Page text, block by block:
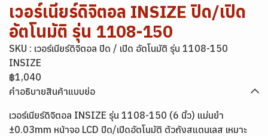
เวอร์เนียร์ดิจิตอล INSIZE ปิด/เปิด
อัตโนมัติ รุ่น 1108-150
SKU : เวอร์เนียร์ดิจิตอล ปิด / เปิด อัตโนมัติ รุ่น 1108-150
INSIZE
฿1,040
คำอธิบายสินค้าแบบย่อ
เวอร์เนียร์ดิจิตอล INSIZE รุ่น 1108-150 (6 นิ้ว) แม่นยำ
±0.03mm หน้าจอ LCD ปิด/เปิดอัตโนมัติ ตัวถังสแตนเลส เหมาะ